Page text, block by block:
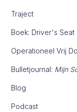
Traject
Boek: Driver's Seat
Operationeel Vrij
Bulletjournal: Mijn
Blog
Podcast